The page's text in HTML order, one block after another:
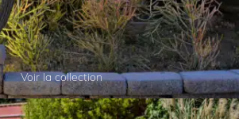
Voir la collection